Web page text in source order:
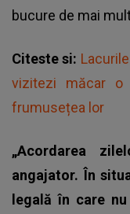
bucure de mai
Citeste si:
vizitezi măcar
frumusețea lor
„Acordarea
angajator. În
legală în care